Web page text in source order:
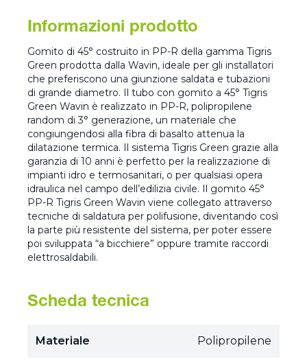
Informazioni prodotto
Gomito di 45° costruito in PP-R della gamma Tigris
Green prodotta dalla Wavin, ideale per gli installatori
che preferiscono una giunzione saldata e tubazioni
di grande diametro. Il tubo con gomito a 45° Tigris
Green Wavin è realizzato in PP-R, polipropilene
random di 3° generazione, un materiale che
congiungendosi alla fibra di basalto attenua la
dilatazione termica. Il sistema Tigris Green grazie alla
garanzia di 10 anni è perfetto per la realizzazione di
impianti idro e termosanitari, o per qualsiasi opera
idraulica nel campo dell’edilizia civile. Il gomito 45°
PP-R Tigris Green Wavin viene collegato attraverso
tecniche di saldatura per polifusione, diventando così
la parte più resistente del sistema, per poter essere
poi sviluppata “a bicchiere” oppure tramite raccordi
elettrosaldabili.
Scheda tecnica
Materiale Polipropilene